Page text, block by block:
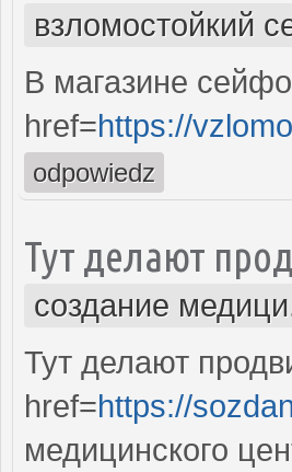
взломостойкий
В магазине
href=https://
odpowiedz
Тут делают
создание
Тут делают
href=https://
медицинского